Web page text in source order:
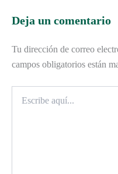
Deja un comentario
Tu dirección de correo
campos obligatorios están
aquí...